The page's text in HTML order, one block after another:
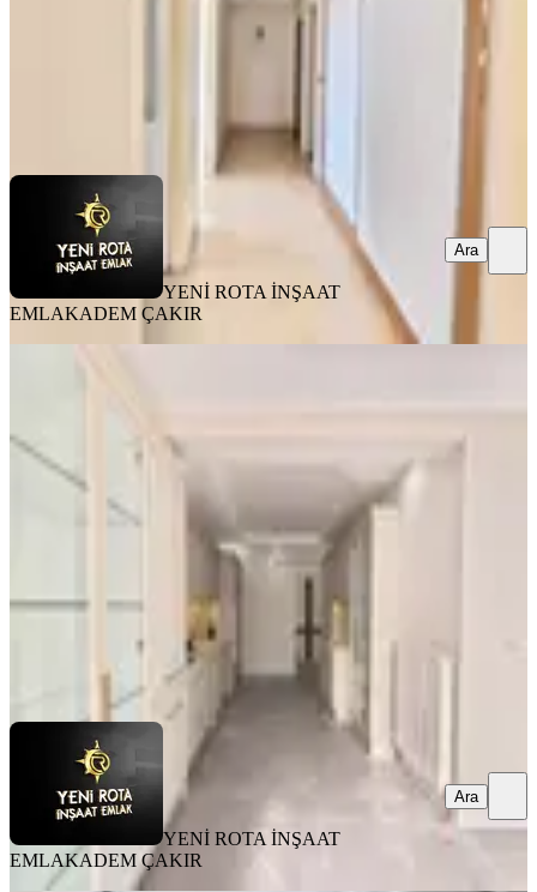
YENİ ROTA İNŞAAT
EMLAKADEM ÇAKIR
Ara
Onikişubat, Yamaçtepe Mahallesi
205 m² 03.08.2026
YENİ ROTA İNŞAAT EMLAK ADEM ÇAKIR
YENİ ROTA İNŞAAT
EMLAKADEM ÇAKIR
Ara